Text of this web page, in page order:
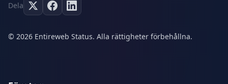
Dela
© 2026 Entireweb Status. Alla rättigheter förbehållna.